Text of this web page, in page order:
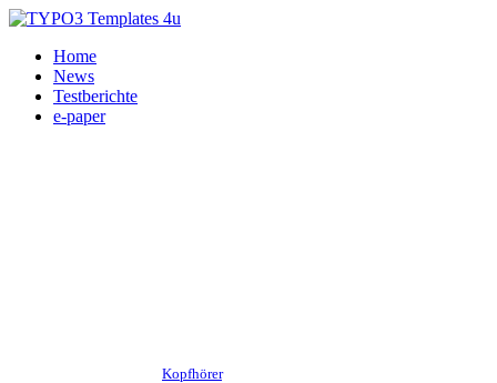
Home
News
Testberichte
e-paper
Kopfhörer, Musik Server, DA-Wandler 02.05.2012